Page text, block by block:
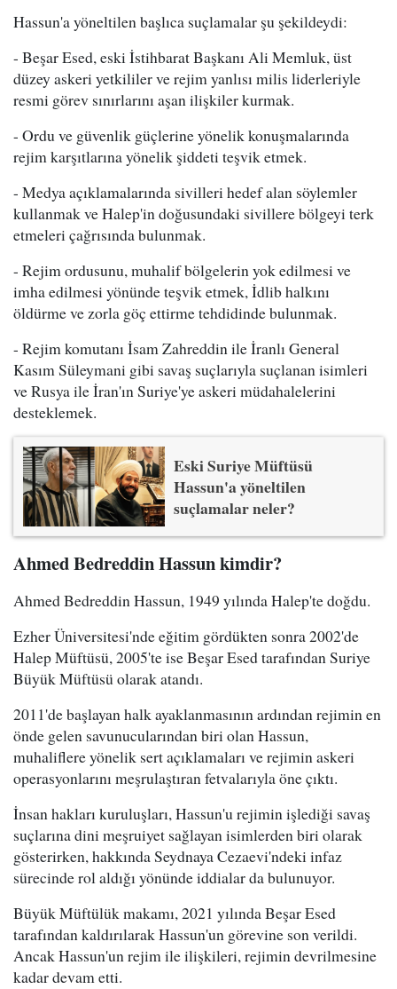
Hassun'a yöneltilen başlıca suçlamalar şu şekildeydi:
- Beşar Esed, eski İstihbarat Başkanı Ali Memluk, üst
düzey askeri yetkililer ve rejim yanlısı milis liderleriyle
resmi görev sınırlarını aşan ilişkiler kurmak.
- Ordu ve güvenlik güçlerine yönelik konuşmalarında
rejim karşıtlarına yönelik şiddeti teşvik etmek.
- Medya açıklamalarında sivilleri hedef alan söylemler
kullanmak ve Halep'in doğusundaki sivillere bölgeyi terk
etmeleri çağrısında bulunmak.
- Rejim ordusunu, muhalif bölgelerin yok edilmesi ve
imha edilmesi yönünde teşvik etmek, İdlib halkını
öldürme ve zorla göç ettirme tehdidinde bulunmak.
- Rejim komutanı İsam Zahreddin ile İranlı General
Kasım Süleymani gibi savaş suçlarıyla suçlanan isimleri
ve Rusya ile İran'ın Suriye'ye askeri müdahalelerini
desteklemek.
Eski Suriye Müftüsü
Hassun'a yöneltilen
suçlamalar neler?
Ahmed Bedreddin Hassun kimdir?
Ahmed Bedreddin Hassun, 1949 yılında Halep'te doğdu.
Ezher Üniversitesi'nde eğitim gördükten sonra 2002'de
Halep Müftüsü, 2005'te ise Beşar Esed tarafından Suriye
Büyük Müftüsü olarak atandı.
2011'de başlayan halk ayaklanmasının ardından rejimin en
önde gelen savunucularından biri olan Hassun,
muhaliflere yönelik sert açıklamaları ve rejimin askeri
operasyonlarını meşrulaştıran fetvalarıyla öne çıktı.
İnsan hakları kuruluşları, Hassun'u rejimin işlediği savaş
suçlarına dini meşruiyet sağlayan isimlerden biri olarak
gösterirken, hakkında Seydnaya Cezaevi'ndeki infaz
sürecinde rol aldığı yönünde iddialar da bulunuyor.
Büyük Müftülük makamı, 2021 yılında Beşar Esed
tarafından kaldırılarak Hassun'un görevine son verildi.
Ancak Hassun'un rejim ile ilişkileri, rejimin devrilmesine
kadar devam etti.